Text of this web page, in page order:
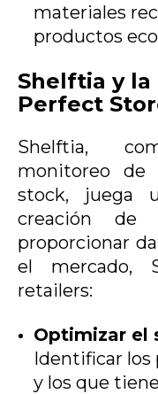
materiales
productos
Shelftia y la
Perfect
Shelftia,
monitoreo de
stock, juega
creación
proporcionar
el mercado,
retailers:
Optimizar el
Identificar los
y los que